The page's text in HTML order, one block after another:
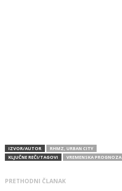
IZVOR/AUTOR
RHMZ, URBAN CITY
KLJUČNE REČI/TAGOVI
VREMENSKA PROGNOZA
PRETHODNI ČLANAK